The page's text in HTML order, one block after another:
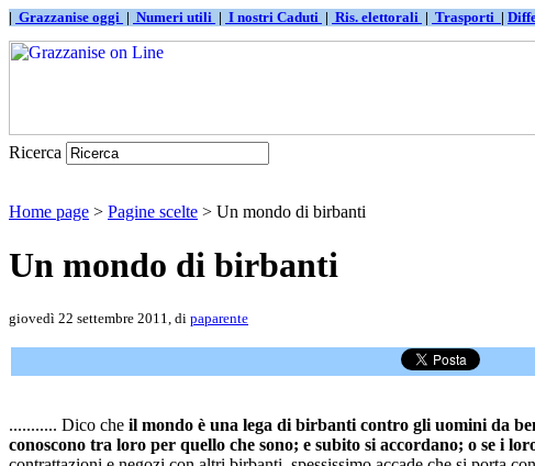
| Grazzanise oggi | Numeri utili | I nostri Caduti | Ris. elettorali | Trasporti |
Ricerca
Home page > Pagine scelte > Un mondo di birbanti
Un mondo di birbanti
giovedì 22 settembre 2011, di paparente
........... Dico che il mondo è una lega di birbanti contro gli uomini da
conoscono tra loro per quello che sono; e subito si accordano; o se i